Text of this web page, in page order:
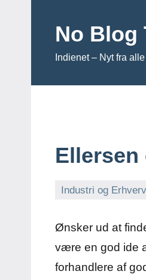
indholdNo Blog
Indienet – Nyt fra
Industri og Erhverv
Ønsker ud at
være en god ide
forhandlere af